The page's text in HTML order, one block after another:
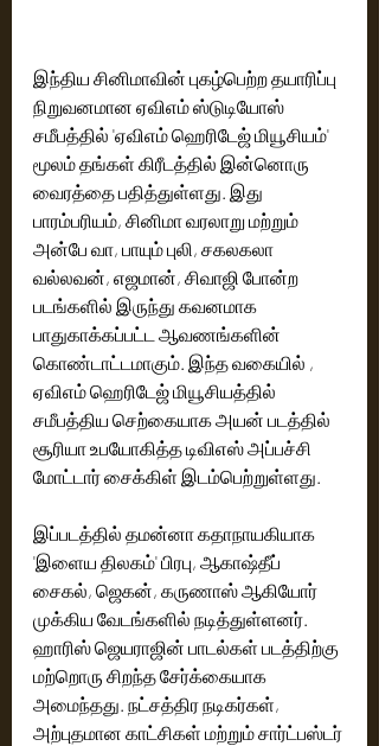
இந்திய சினிமாவின் புகழ்பெற்ற தயாரிப்பு
நிறுவனமான ஏவிஎம் ஸ்டுடியோஸ்
சமீபத்தில் 'ஏவிஎம் ஹெரிடேஜ் மியூசியம்'
மூலம் தங்கள் கிரீடத்தில் இன்னொரு
வைரத்தை பதித்துள்ளது. இது
பாரம்பரியம், சினிமா வரலாறு மற்றும்
அன்பே வா, பாயும் புலி, சகலகலா
வல்லவன், எஜமான், சிவாஜி போன்ற
படங்களில் இருந்து கவனமாக
பாதுகாக்கப்பட்ட ஆவணங்களின்
கொண்டாட்டமாகும். இந்த வகையில் ,
ஏவிஎம் ஹெரிடேஜ் மியூசியத்தில்
சமீபத்திய செற்கையாக அயன் படத்தில்
சூரியா உபயோகித்த டிவிஎஸ் அப்பச்சி
மோட்டார் சைக்கிள் இடம்பெற்றுள்ளது.
இப்படத்தில் தமன்னா கதாநாயகியாக
'இளைய திலகம்' பிரபு, ஆகாஷ்தீப்
சைகல், ஜெகன், கருணாஸ் ஆகியோர்
முக்கிய வேடங்களில் நடித்துள்ளனர்.
ஹாரிஸ் ஜெயராஜின் பாடல்கள் படத்திற்கு
மற்றொரு சிறந்த சேர்க்கையாக
அமைந்தது. நட்சத்திர நடிகர்கள்,
அற்புதமான காட்சிகள் மற்றும் சார்ட்பஸ்டர்